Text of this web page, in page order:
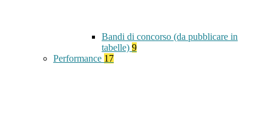
Bandi di concorso (da pubblicare in
tabelle) 9
Performance 17